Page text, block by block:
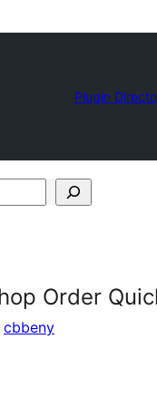
Plugin
Order
cbbeny